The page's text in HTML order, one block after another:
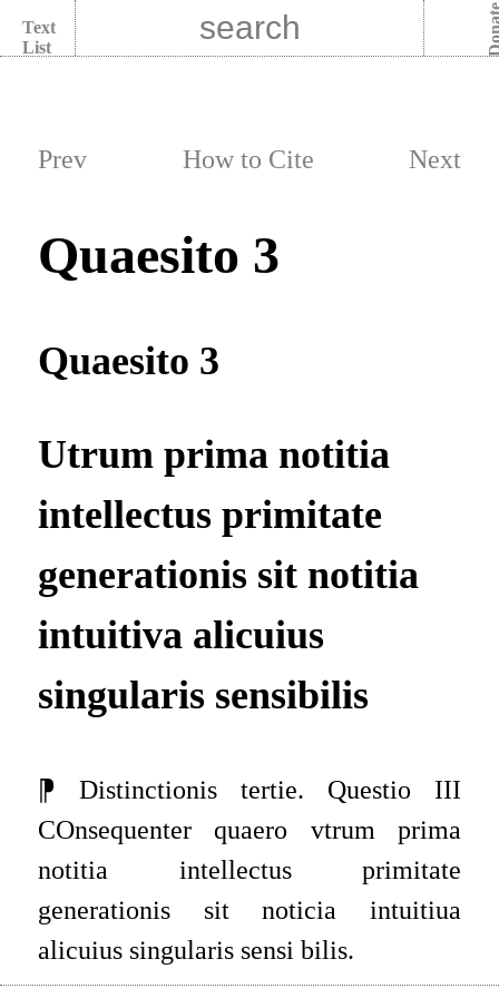
Text
List
Prev How to Cite Next
Quaesito 3
Quaesito 3
Utrum prima notitia
intellectus primitate
generationis sit notitia
intuitiva alicuius
singularis sensibilis
⁋ Distinctionis tertie. Questio III
COnsequenter quaero vtrum prima
notitia intellectus primitate
generationis sit noticia intuitiua
alicuius singularis sensi bilis.